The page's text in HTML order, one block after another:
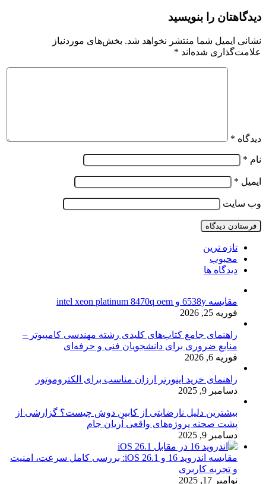
دیدگاهتان را بنویسید
نشانی ایمیل شما منتشر نخواهد شد. بخش‌های موردنیاز
علامت‌گذاری شده‌اند *
دیدگاه *
نام *
ایمیل *
وب‌ سایت
تازه ترین
محبوب
دیدگاه ها
مقایسه 6538y و intel xeon platinum 8470q oem
فوریه 25, 2026
راهنمای جامع کتاب‌های کلیدی رشته مهندسی کامپیوتر –
منابع ضروری برای دانشجویان فنی و حرفه‌ای
فوریه 6, 2026
راهنمای خرید اینورتر ارزان مناسب برای الکتروموتور
دسامبر 9, 2025
بیشترین دلیل نارضایتی از کابین دوش چیست؟ گزارشی از
پشت صحنه پروژه‌های واقعی آریان جام
دسامبر 9, 2025
مقایسه اندروید 16 و iOS 26.1: بررسی کامل سرعت، امنیت
و تجربه کاربری
نوامبر 17, 2025